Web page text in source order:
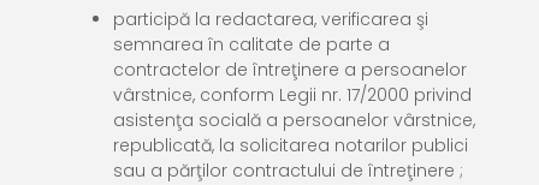
participă la redactarea, verificarea şi
semnarea în calitate de parte a
contractelor de întreţinere a persoanelor
vârstnice, conform Legii nr. 17/2000 privind
asistenţa socială a persoanelor vârstnice,
republicată, la solicitarea notarilor publici
sau a părţilor contractului de întreţinere ;